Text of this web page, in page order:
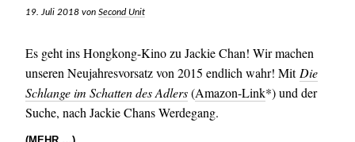
19. Juli 2018 von Second Unit
Es geht ins Hongkong-Kino zu Jackie Chan! Wir machen
unseren Neujahresvorsatz von 2015 endlich wahr! Mit Die
Schlange im Schatten des Adlers(Amazon-Link*) und der
Suche, nach Jackie Chans Werdegang.